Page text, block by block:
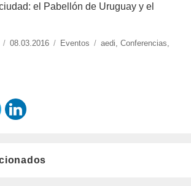
el Pabellón de Uruguay y el
author/jazmin-
Publicado
08.03.2016 Categorías
Eventos Etiquetas
aedi ,Conferencias